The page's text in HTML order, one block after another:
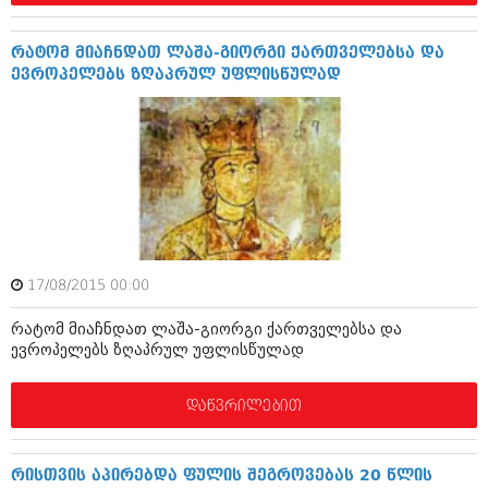
ნოემბერი 2017 (212)
ოქტომბერი 2017 (231)
სექტემბერი 2017 (261)
ივლისი 2017 (233)
ივნისი 2017 (265)
მაისი 2017 (216)
აპრილი 2017 (220)
მარტი 2017 (212)
თებერვალი 2017 (205)
იანვარი 2017 (246)
დეკემბერი 2016 (207)
ნოემბერი 2016 (207)
ოქტომბერი 2016 (257)
სექტემბერი 2016 (224)
აგვისტო 2016 (258)
მაისი 2016 (261)
აპრილი 2016 (215)
მარტი 2016 (200)
თებერვალი 2016 (250)
რატომ მიაჩნდათ ლაშა-გიორგი ქართველებსა და
ევროპელებს ზღაპრულ უფლისწულად
17/08/2015 00:00
რატომ მიაჩნდათ ლაშა-გიორგი ქართველებსა და
ევროპელებს ზღაპრულ უფლისწულად
დაწვრილებით
რისთვის აპირებდა ფულის შეგროვებას 20 წლის